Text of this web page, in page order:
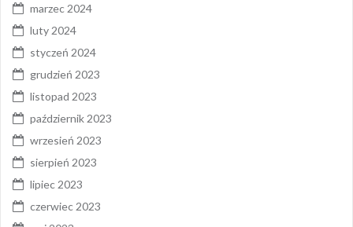
marzec 2024
luty 2024
styczeń 2024
grudzień 2023
listopad 2023
październik 2023
wrzesień 2023
sierpień 2023
lipiec 2023
czerwiec 2023